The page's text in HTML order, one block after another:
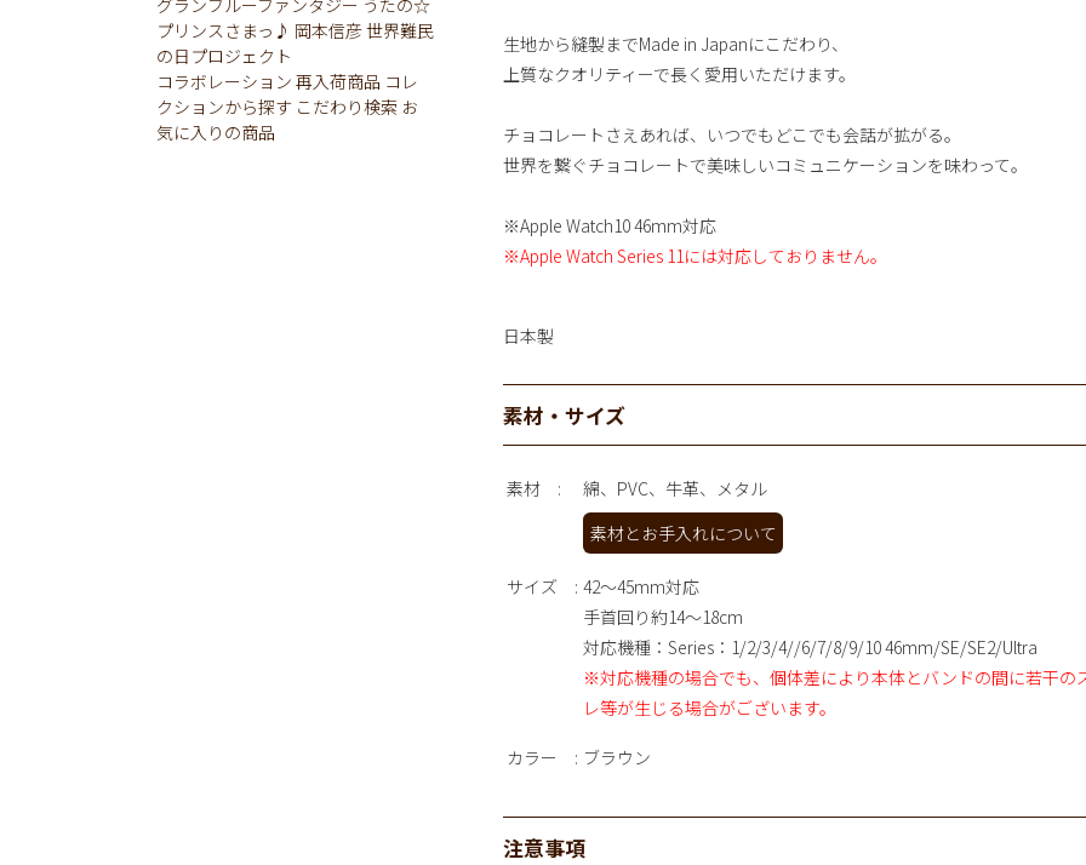
生地から縫製までMade in Japanにこだわり、
上質なクオリティーで長く愛用いただけます。
チョコレートさえあれば、いつでもどこでも会話が拡がる。
世界を繋ぐチョコレートで美味しいコミュニケーションを味わって。
※Apple Watch10 46mm対応
※Apple Watch Series 11には対応しておりません。
日本製
素材・サイズ
素材
綿、PVC、牛革、メタル
素材とお手入れについて
サイズ
42～45mm対応
手首回り約14～18cm
対応機種：Series：1/2/3/4//6/7/8/9/10 46mm/SE/SE2/Ultra
※対応機種の場合でも、個体差により本体とバンドの間に若干の
レ等が生じる場合がございます。
カラー ブラウン
注意事項
プリンスさまっ♪ 岡本信彦世界難民
の日プロジェクト
コラボレーション 再入荷商品 コレ
クションから探す こだわり検索 お
気に入りの商品